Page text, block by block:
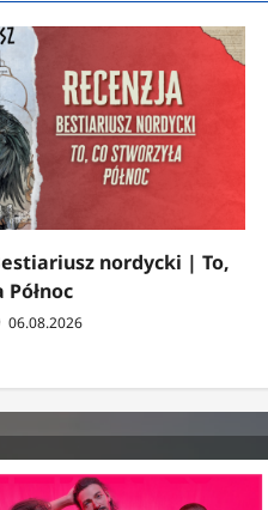
nordycki | To,
Północ
06.08.2026